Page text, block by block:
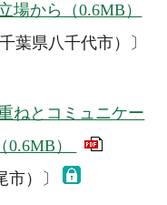
から（0.6MB）
葉県八千代市）〕
ねとコミュニケー
0.6MB）
市）〕